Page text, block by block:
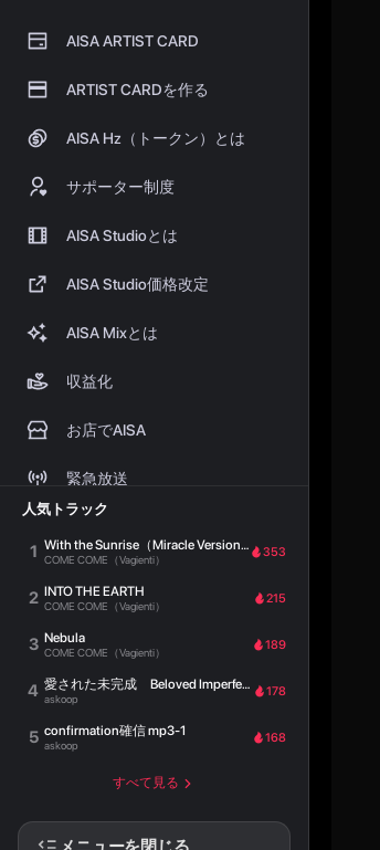
AISA ARTIST CARD
ARTIST CARDを作る
AISA Hz（トークン）とは
サポーター制度
AISA Studioとは
AISA Studio価格改定
AISA Mixとは
収益化
お店でAISA
緊急放送
人気トラック
1 With the Sunrise（Miracle Version）
COME COME（Vagienti）
353
2 INTO THE EARTH
COME COME（Vagienti）
215
3 Nebula
COME COME（Vagienti）
189
4 愛された未完成 Beloved Imperfection
askoop
178
5 confirmation確信 mp3-1
askoop
168
すべて見る